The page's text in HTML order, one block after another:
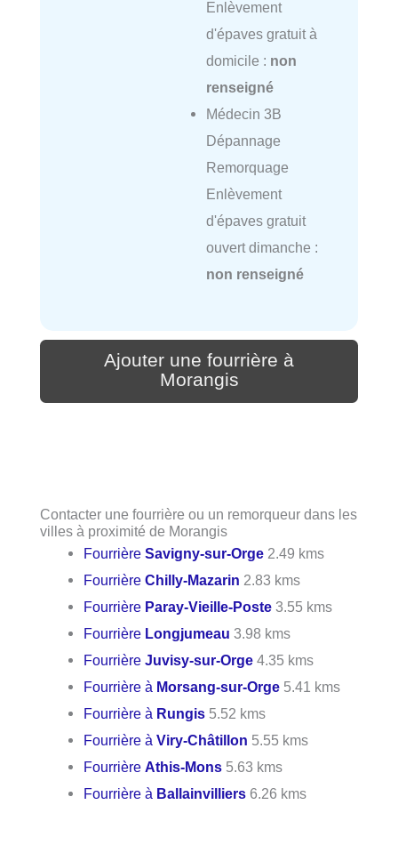
Enlèvement
d'épaves gratuit à
domicile : non
renseigné
Médecin 3B
Dépannage
Remorquage
Enlèvement
d'épaves gratuit
ouvert dimanche :
non renseigné
Ajouter une fourrière à
Morangis
Contacter une fourrière ou un remorqueur dans les
villes à proximité de Morangis
FourrièreSavigny-sur-Orge 2.49 kms
FourrièreChilly-Mazarin 2.83 kms
Fourrière Paray-Vieille-Poste 3.55 kms
Fourrière Longjumeau 3.98 kms
FourrièreJuvisy-sur-Orge 4.35 kms
Fourrière à Morsang-sur-Orge 5.41 kms
Fourrière à Rungis 5.52 kms
Fourrière àViry-Châtillon 5.55 kms
FourrièreAthis-Mons 5.63 kms
Fourrière à Ballainvilliers 6.26 kms